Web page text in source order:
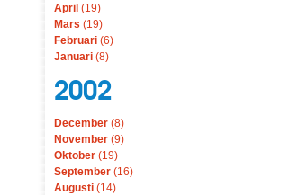
April (19)
Mars (19)
Februari (6)
Januari (8)
2002
December (8)
November (9)
Oktober (19)
September (16)
Augusti (14)